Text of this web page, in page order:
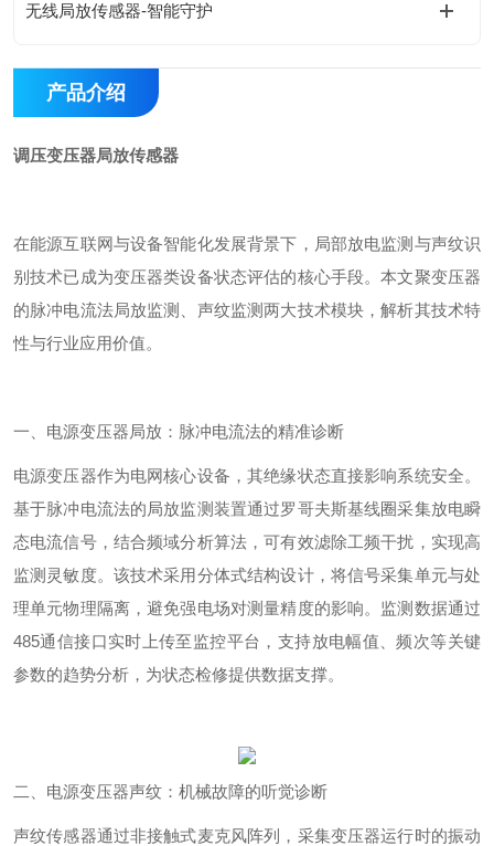
无线局放传感器-智能守护
产品介绍
调压变压器局放传感器
在能源互联网与设备智能化发展背景下，局部放电监测与声纹识
别技术已成为变压器类设备状态评估的核心手段。本文聚变压器
的脉冲电流法局放监测、声纹监测两大技术模块，解析其技术特
性与行业应用价值。
一、电源变压器局放：脉冲电流法的精准诊断
电源变压器作为电网核心设备，其绝缘状态直接影响系统安全。
基于脉冲电流法的局放监测装置通过罗哥夫斯基线圈采集放电瞬
态电流信号，结合频域分析算法，可有效滤除工频干扰，实现高
监测灵敏度。该技术采用分体式结构设计，将信号采集单元与处
理单元物理隔离，避免强电场对测量精度的影响。监测数据通过
485通信接口实时上传至监控平台，支持放电幅值、频次等关键
参数的趋势分析，为状态检修提供数据支撑。
二、电源变压器声纹：机械故障的听觉诊断
声纹传感器通过非接触式麦克风阵列，采集变压器运行时的振动